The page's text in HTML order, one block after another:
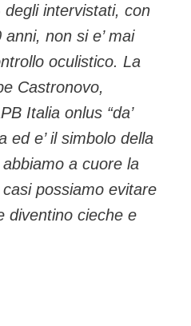
intervistati, con
anni, non si e’ mai
oculistico. La
Castronovo,
Italia onlus “da’
ed e’ il simbolo della
a cuore la
possiamo evitare
diventino cieche e